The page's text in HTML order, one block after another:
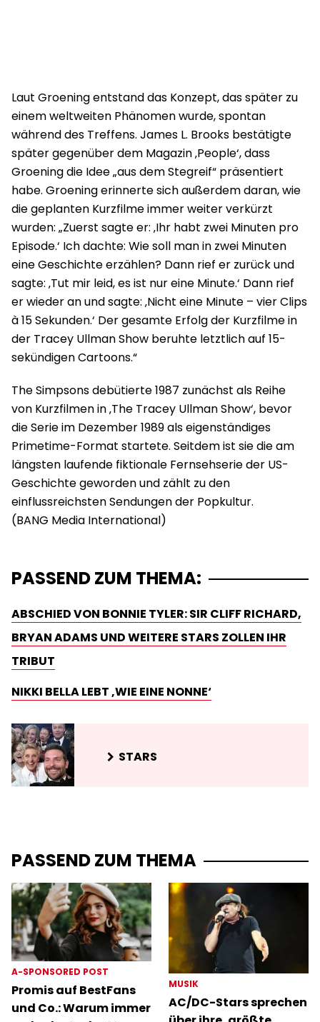
Laut Groening entstand das Konzept, das später zu
einem weltweiten Phänomen wurde, spontan
während des Treffens. James L. Brooks bestätigte
später gegenüber dem Magazin ‚People‘, dass
Groening die Idee „aus dem Stegreif“ präsentiert
habe. Groening erinnerte sich außerdem daran, wie
die geplanten Kurzfilme immer weiter verkürzt
wurden: „Zuerst sagte er: ‚Ihr habt zwei Minuten pro
Episode.‘ Ich dachte: Wie soll man in zwei Minuten
eine Geschichte erzählen? Dann rief er zurück und
sagte: ‚Tut mir leid, es ist nur eine Minute.‘ Dann rief
er wieder an und sagte: ‚Nicht eine Minute – vier Clips
à 15 Sekunden.‘ Der gesamte Erfolg der Kurzfilme in
der Tracey Ullman Show beruhte letztlich auf 15-
sekündigen Cartoons.“
The Simpsons debütierte 1987 zunächst als Reihe
von Kurzfilmen in ‚The Tracey Ullman Show‘, bevor
die Serie im Dezember 1989 als eigenständiges
Primetime-Format startete. Seitdem ist sie die am
längsten laufende fiktionale Fernsehserie der US-
Geschichte geworden und zählt zu den
einflussreichsten Sendungen der Popkultur.
PASSEND ZUM THEMA:
ABSCHIED VON BONNIE TYLER: SIR CLIFF RICHARD,
BRYAN ADAMS UND WEITERE STARS ZOLLEN IHR
TRIBUT
NIKKI BELLA LEBT ‚WIE EINE NONNE‘
STARS
PASSEND ZUM THEMA
A-SPONSORED POST
Promis auf BestFans
und Co.: Warum immer
MUSIK
AC/DC-Stars sprechen